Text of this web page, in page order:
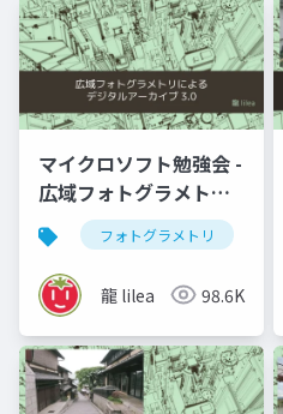
マイクロソフト勉強会 -
広域フォトグラメトリ
によるデジタルアーカ
イブ
フォトグラメトリ
龍 lilea 98.6K